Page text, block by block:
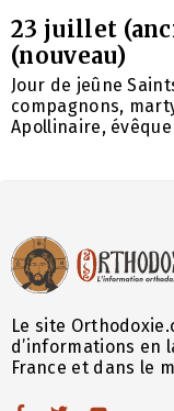
23 juillet
(nouveau)
Jour de jeûne
compagnons,
Apollinaire,
Le site
d’informations en
France et dans le